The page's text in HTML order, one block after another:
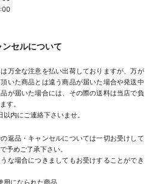
セルについて
万全な注意を払い出荷しておりますが、万が
いた商品とは違う商品が届いた場合や発送中
が届いた場合には、その際の送料は当店で負
す。
以内にご連絡下さいませ。
返品・キャンセルについては一切お受けして
予めご了承下さい。
な場合につきましてもお受けすることができ
用になられた商品